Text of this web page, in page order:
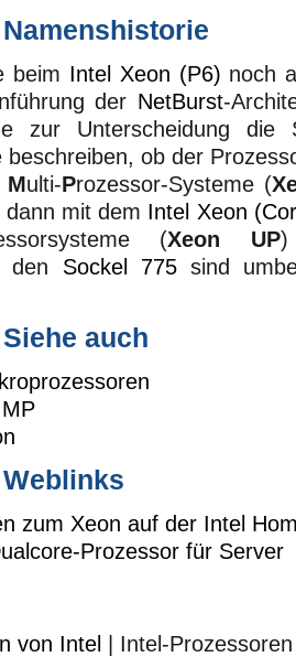
Namenshistorie
beim Intel Xeon (P6) noch
der NetBurst-
zur Unterscheidung die
beschreiben, ob der
Multi-Prozessor-Systeme (
mit dem Intel Xeon
(Xeon UP)
den Sockel 775sind
Siehe auch
Weblinks
zum Xeon auf der Intel
Prozessor für Server
von Intel
| Intel-